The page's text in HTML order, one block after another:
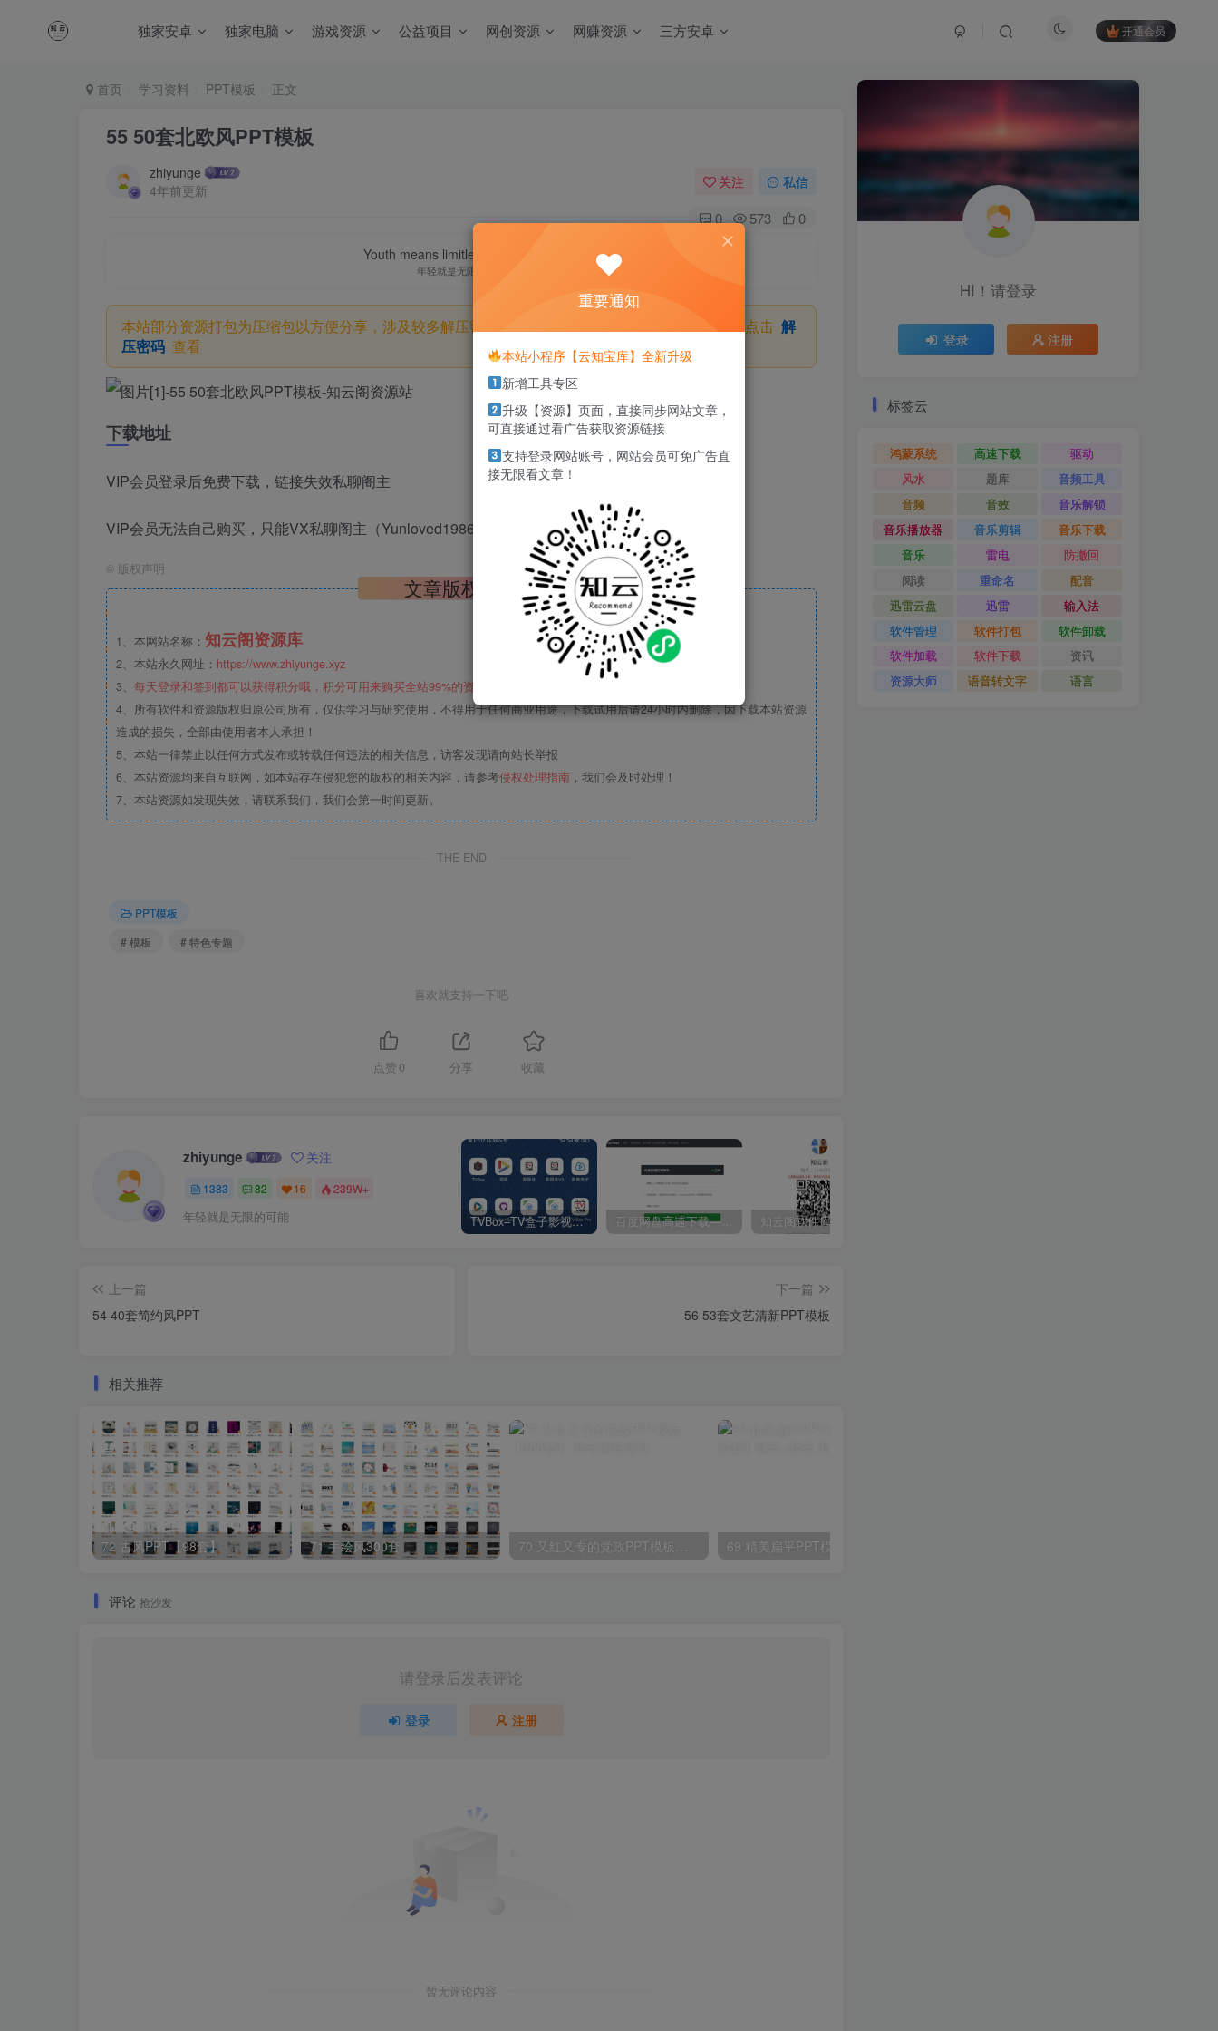
独家安卓 独家电脑 游戏资源 公益项目 网创资源 网赚资源 三方安卓 开通会员
首页 学习资料 PPT模板 正文
55 50套北欧风PPT模板
zhiyunge
4年前更新
关注 私信
0 573 0
Youth means limitless possibilities.
年轻就是无限的可能
本站部分资源打包为压缩包以方便分享，涉及较多解压密码，如果你下载的资源需要解压密码，请点击 解
压密码 查看
下载地址
VIP会员登录后免费下载，链接失效私聊阁主
VIP会员无法自己购买，只能VX私聊阁主（Yunloved1986）获取
© 版权声明
文章版权声明
1、本网站名称： 知云阁资源库
2、本站永久网址： https://www.zhiyunge.xyz
3、 每天登录和签到都可以获得积分哦，积分可用来购买全站99%的资源。
4、所有软件和资源版权归原公司所有，仅供学习与研究使用，不得用于任何商业用途，下载试用后请24小时内删除，因下载本站资源
造成的损失，全部由使用者本人承担！
5、本站一律禁止以任何方式发布或转载任何违法的相关信息，访客发现请向站长举报
6、本站资源均来自互联网，如本站存在侵犯您的版权的相关内容，请参考侵权处理指南 ，我们会及时处理！
7、本站资源如发现失效，请联系我们，我们会第一时间更新。
THE END
PPT模板
# 模板
# 特色专题
喜欢就支持一下吧
点赞 0 分享 收藏
zhiyunge 关注
1383 82 16 239W+
年轻就是无限的可能 TVBox–TV盒子影视神器【附视频源和下载地址】【附自带源软件】 百度网盘高速下载——解析站点汇总
上一篇
54 40套简约风PPT
下一篇
56 53套文艺清新PPT模板
相关推荐
72 古风PPT【98套】 71 手绘风300套
评论 抢沙发
请登录后发表评论
登录 注册
暂无评论内容
HI！请登录
登录 注册
标签云
鸿蒙系统 高速下载
驱动
风水
题库
音频工具
音频
音效
音乐解锁
音乐播放器
音乐剪辑
音乐下载
音乐
雷电
防撤回
阅读
重命名
配音
迅雷云盘
迅雷
输入法
软件管理
软件打包
软件卸载
软件加载
软件下载
资讯
资源大师
语音转文字 语言
重要通知
本站小程序【云知宝库】全新升级
新增工具专区
升级【资源】页面，直接同步网站文章，
可直接通过看广告获取资源链接
支持登录网站账号，网站会员可免广告直
接无限看文章！